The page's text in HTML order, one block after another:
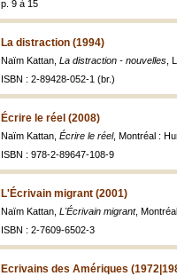
p. 9 à 15
La distraction (1994)
Naïm Kattan, La distraction - nouvelles ,
ISBN : 2-89428-052-1 (br.)
Écrire le réel (2008)
Naïm Kattan, Écrire le réel, Montréal :
ISBN : 978-2-89647-108-9
L'Écrivain migrant (2001)
Naïm Kattan, L'Écrivain migrant,
ISBN : 2-7609-6502-3
Ecrivains des Amériques